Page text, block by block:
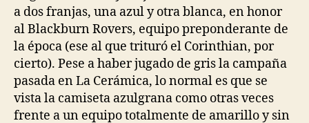
a dos franjas, una azul y otra blanca, en honor
al Blackburn Rovers, equipo preponderante de
la época (ese al que trituró el Corinthian, por
cierto). Pese a haber jugado de gris la campaña
pasada en La Cerámica, lo normal es que se
vista la camiseta azulgrana como otras veces
frente a un equipo totalmente de amarillo y sin